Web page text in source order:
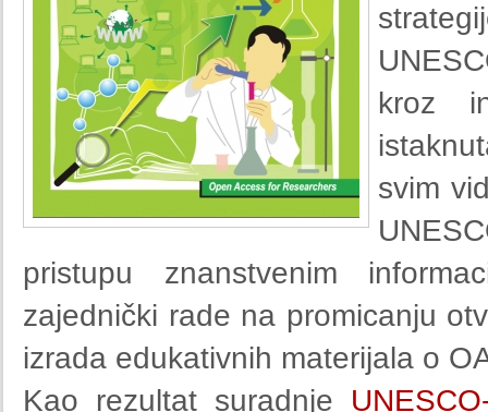
kroz
svim
pristupu znanstvenim
zajednički rade na promicanju
izrada edukativnih materijala o
Kao rezultat suradnje